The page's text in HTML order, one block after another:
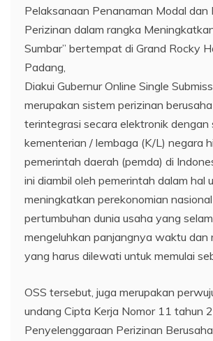
Pelaksanaan Penanaman Modal dan
Perizinan dalam rangka
Sumbar” bertempat di Grand Rocky
Padang,
Diakui Gubernur Online Single
merupakan sistem perizinan
terintegrasi secara elektronik dengan
kementerian / lembaga (K/L) negara
pemerintah daerah (pemda) di
ini diambil oleh pemerintah dalam hal
meningkatkan perekonomian
pertumbuhan dunia usaha yang
mengeluhkan panjangnya waktu dan
yang harus dilewati untuk memulai
OSS tersebut, juga merupakan
undang Cipta Kerja Nomor 11 tahun
Penyelenggaraan Perizinan